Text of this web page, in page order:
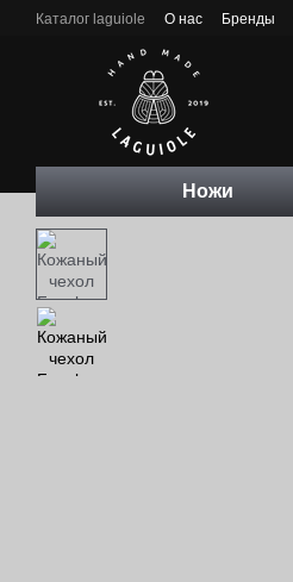
Перейти к основному контенту
Каталог laguiole О нас Бренды
Ножи